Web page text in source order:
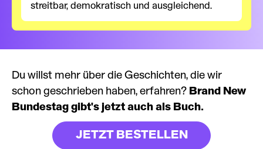
streitbar, demokratisch und ausgleichend.
Du willst mehr über die Geschichten, die wir
schon geschrieben haben, erfahren? Brand New
Bundestag gibt's jetzt auch als Buch.
JETZT BESTELLEN